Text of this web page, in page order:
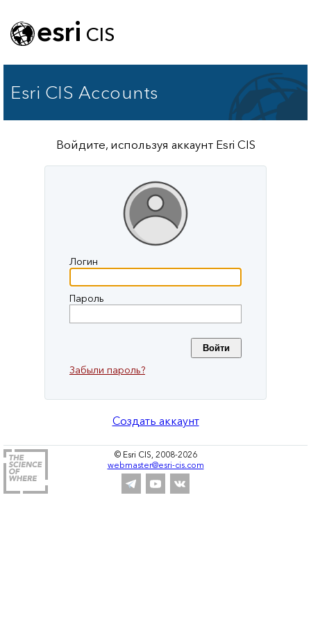
esri CIS
Esri CIS Accounts
Войдите, используя аккаунт Esri CIS
Логин
Пароль
Забыли пароль?
Создать аккаунт
© Esri CIS, 2008-2026
webmaster@esri-cis.com